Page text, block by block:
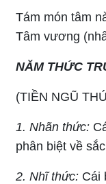
Tám món tâm
Tâm vương
NĂM THỨC
(TIỀN NGŨ
1. Nhãn thức:
phân biệt về
2. Nhĩ thức:Cái